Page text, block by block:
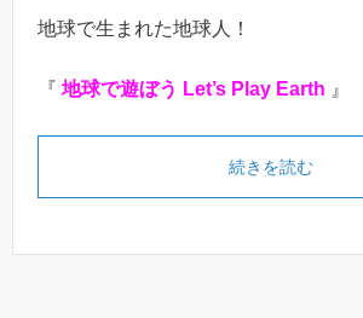
地球で生まれた地球人！
『 地球で遊ぼう Let’s Play Earth 』
続きを読む